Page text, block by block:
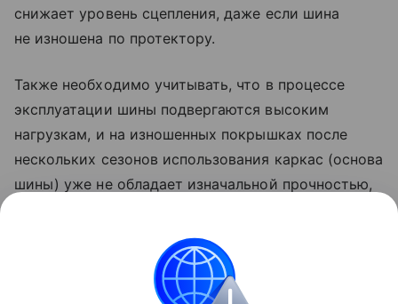
снижает уровень сцепления, даже если шина
не изношена по протектору.
Также необходимо учитывать, что в процессе
эксплуатации шины подвергаются высоким
нагрузкам, и на изношенных покрышках после
нескольких сезонов использования каркас (основа
шины) уже не обладает изначальной прочностью,
при проезде неровностей дороги, в результате
появляются вздутия,предупредили